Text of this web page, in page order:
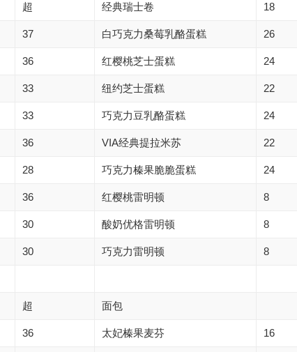
超 经典瑞士卷 18
37 白巧克力桑莓乳酪蛋糕 26
36 红樱桃芝士蛋糕 24
33 纽约芝士蛋糕 22
33 巧克力豆乳酪蛋糕 24
36 VIA经典提拉米苏 22
28 巧克力榛果脆脆蛋糕 24
36 红樱桃雷明顿 8
30 酸奶优格雷明顿 8
30 巧克力雷明顿 8
超 面包
36 太妃榛果麦芬 16